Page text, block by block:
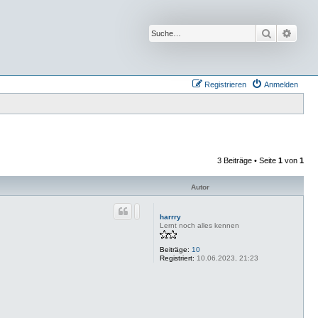
Suche
Anmelden
Registrieren
3 Beiträge • Seite 1 von 1
Autor
harrry
Lernt noch alles kennen
Beiträge: 10
Registriert: 10.06.2023, 21:23